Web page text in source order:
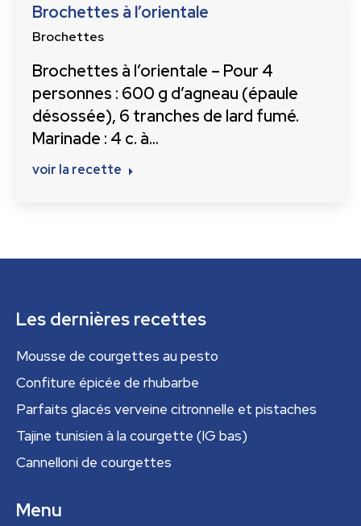
Brochettes à l’orientale
Brochettes
Brochettes à l’orientale – Pour 4
personnes : 600 g d’agneau (épaule
désossée), 6 tranches de lard fumé.
Marinade : 4 c. à…
voir la recette
Les dernières recettes
Mousse de courgettes au pesto
Confiture épicée de rhubarbe
Parfaits glacés verveine citronnelle et pistaches
Tajine tunisien à la courgette (IG bas)
Cannelloni de courgettes
Menu